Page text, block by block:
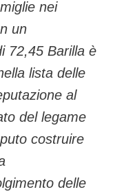
nei
un
72,45 Barilla è
lista delle
al
del legame
costruire
delle